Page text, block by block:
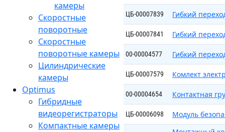
камеры
Скоростные
поворотные
Скоростные
поворотные камеры
Цилиндрические
камеры
Optimus
Гибридные
видеорегистраторы
Компактные камеры
ЦБ-00007839 Гибкий
ЦБ-00007841 Гибкий
00-00004577 Гибкий
ЦБ-00007579 Комлект
00-00004654 Контактная
ЦБ-00006098 Модуль